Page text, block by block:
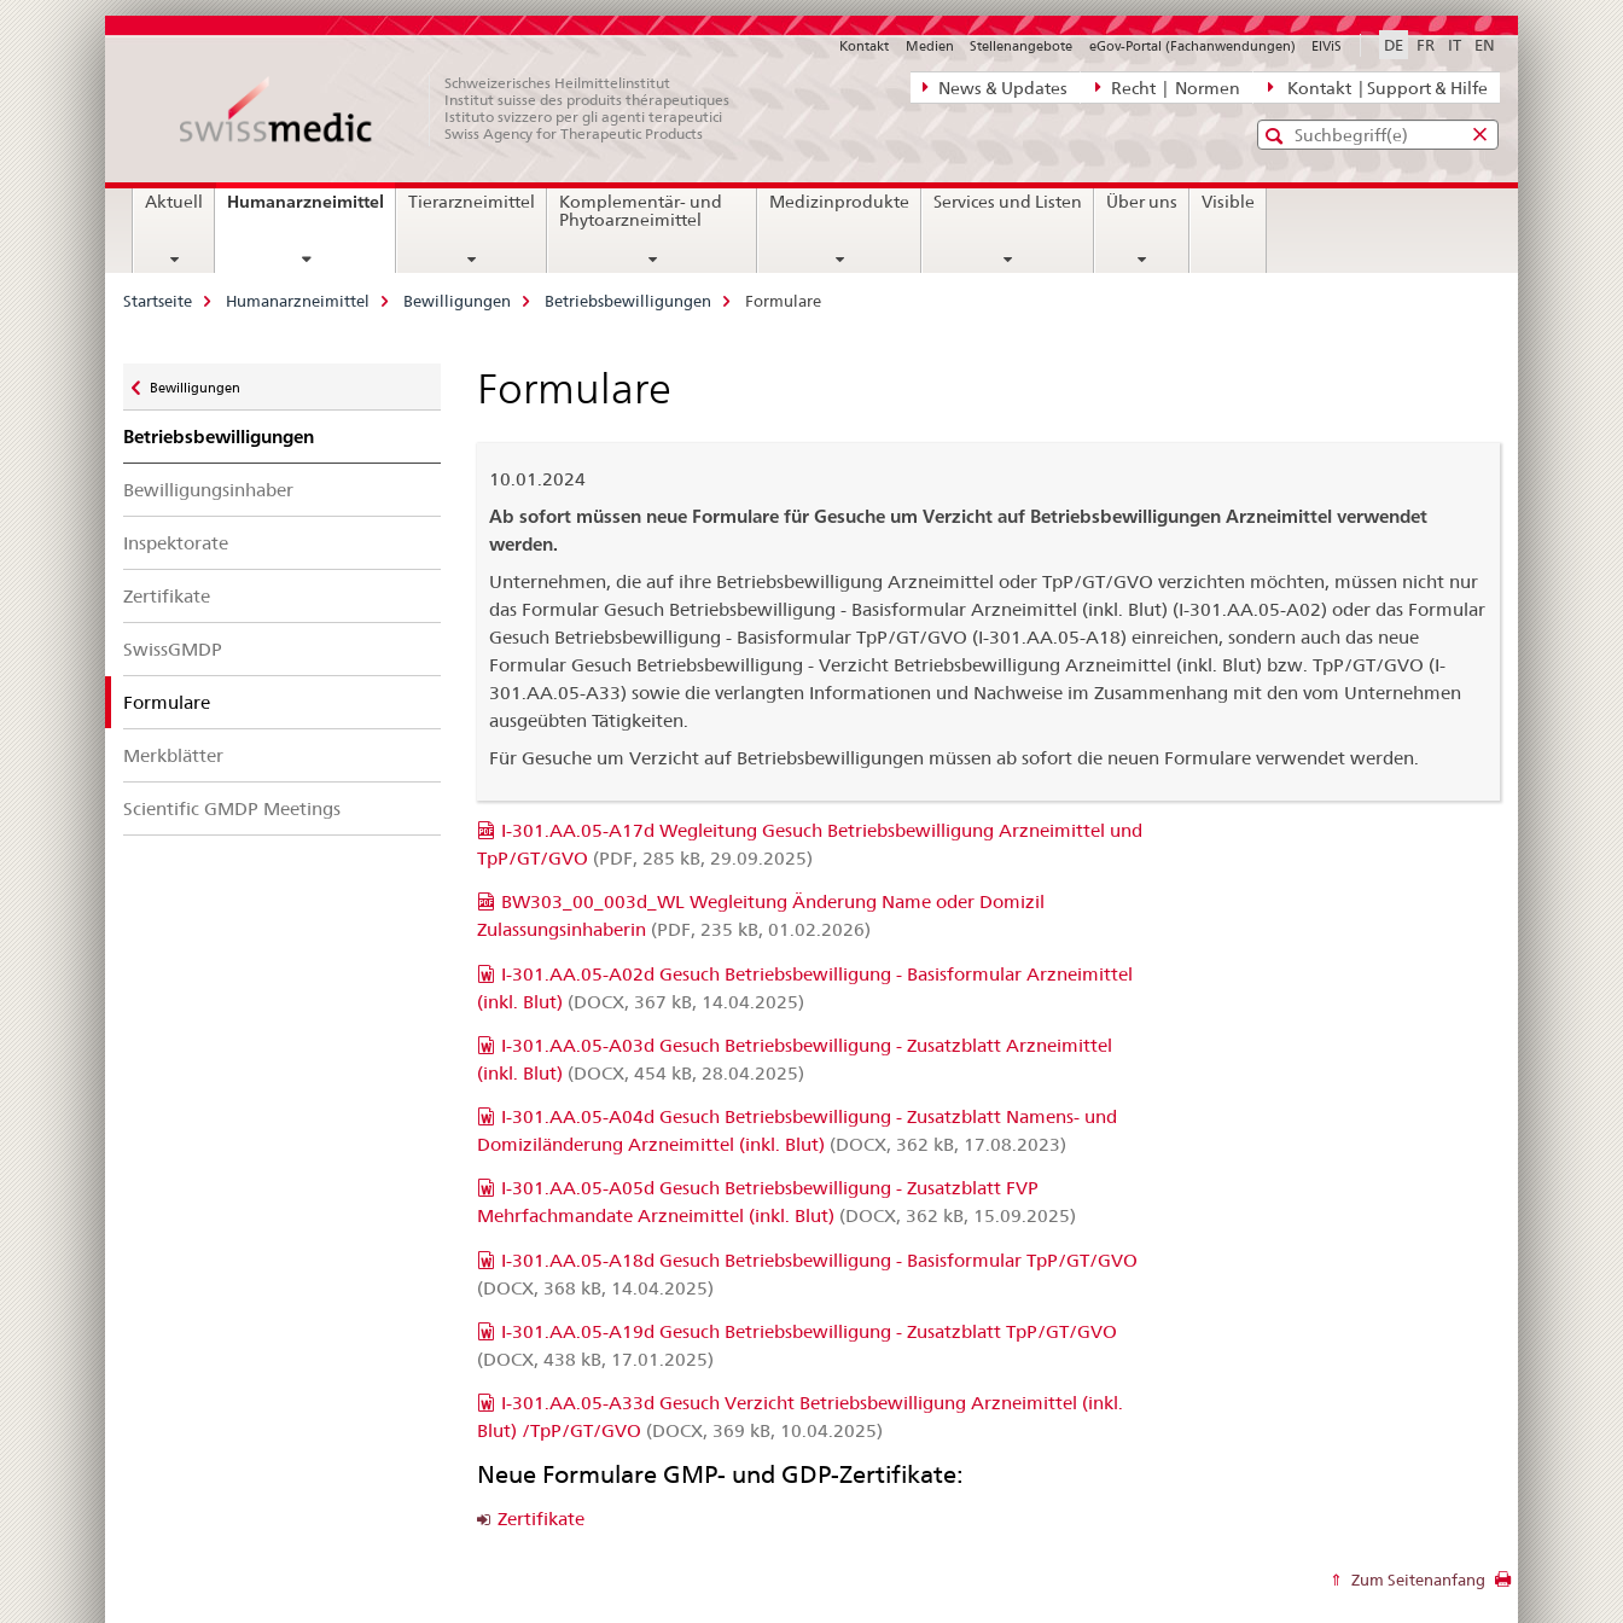
Direktnavigation
News,
Kontakt
News & Updates Recht | Normen Kontakt | Support & Hilfe
DE FR IT EN
Kontakt Medien Stellenangebote eGov-Portal (Fachanwendungen) ElViS
Schweizerisches Heilmittelinstitut
Institut suisse des produits thérapeutiques
Istituto svizzero per gli agenti terapeutici
Swiss Agency for Therapeutic Products
Standard-
Suche
Eingabefenster
diefür
Hauptnavigation
Aktuell Humanarzneimittel current
Tierarzneimittel
Komplementär- und
Phytoarzneimittel
Medizinprodukte Services und Listen Über uns Visible
Breadcrumb
Startseite Humanarzneimittel Bewilligungen Betriebsbewilligungen Formulare
zu
Bewilligungen
Betriebsbewilligungen
Bewilligungsinhaber
Inspektorate
Zertifikate
SwissGMDP
Formulareselected
Merkblätter
Scientific GMDP Meetings
Formulare
10.01.2024
Ab sofort müssen neue Formulare für Gesuche um Verzicht auf Betriebsbewilligungen Arzneimittel verwendet
werden.
Unternehmen, die auf ihre Betriebsbewilligung Arzneimittel oder TpP/GT/GVO verzichten möchten, müssen nicht nur
das Formular Gesuch Betriebsbewilligung - Basisformular Arzneimittel (inkl. Blut) (I-301.AA.05-A02) oder das Formular
Gesuch Betriebsbewilligung - Basisformular TpP/GT/GVO (I-301.AA.05-A18) einreichen, sondern auch das neue
Formular Gesuch Betriebsbewilligung - Verzicht Betriebsbewilligung Arzneimittel (inkl. Blut) bzw. TpP/GT/GVO (I-
301.AA.05-A33) sowie die verlangten Informationen und Nachweise im Zusammenhang mit den vom Unternehmen
ausgeübten Tätigkeiten.
Für Gesuche um Verzicht auf Betriebsbewilligungen müssen ab sofort die neuen Formulare verwendet werden.
I-301.AA.05-A17d Wegleitung Gesuch Betriebsbewilligung Arzneimittel und
TpP/GT/GVO (PDF, 285 kB, 29.09.2025)
BW303_00_003d_WL Wegleitung Änderung Name oder Domizil
Zulassungsinhaberin (PDF, 235 kB, 01.02.2026)
I-301.AA.05-A02d Gesuch Betriebsbewilligung - Basisformular Arzneimittel
(inkl. Blut) (DOCX, 367 kB, 14.04.2025)
I-301.AA.05-A03d Gesuch Betriebsbewilligung - Zusatzblatt Arzneimittel
(inkl. Blut) (DOCX, 454 kB, 28.04.2025)
I-301.AA.05-A04d Gesuch Betriebsbewilligung - Zusatzblatt Namens- und
Domiziländerung Arzneimittel (inkl. Blut) (DOCX, 362 kB, 17.08.2023)
I-301.AA.05-A05d Gesuch Betriebsbewilligung - Zusatzblatt FVP
Mehrfachmandate Arzneimittel (inkl. Blut) (DOCX, 362 kB, 15.09.2025)
I-301.AA.05-A18d Gesuch Betriebsbewilligung - Basisformular TpP/GT/GVO
(DOCX, 368 kB, 14.04.2025)
I-301.AA.05-A19d Gesuch Betriebsbewilligung - Zusatzblatt TpP/GT/GVO
(DOCX, 438 kB, 17.01.2025)
I-301.AA.05-A33d Gesuch Verzicht Betriebsbewilligung Arzneimittel (inkl.
Blut) /TpP/GT/GVO (DOCX, 369 kB, 10.04.2025)
Neue Formulare GMP- und GDP-Zertifikate:
Zertifikate
Zum Seitenanfang